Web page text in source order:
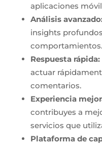
aplicaciones
Análisis
insights
comportamientos.
Respuesta rápida:
actuar
comentarios.
Experiencia
contribuyes a
servicios que
Plataforma de